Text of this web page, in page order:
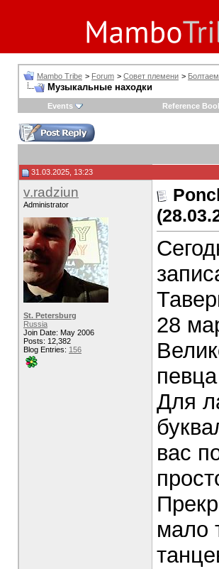
Mambo Tribe > Forum > Совет племени >
Музыкальные находки
Events Reference
31.03.2025, 13:23
v.radziun
Administrator
St. Petersburg
Russia
Join Date: May 2006
Posts: 12,382
Blog Entries: 156
28
Для
вас
мало